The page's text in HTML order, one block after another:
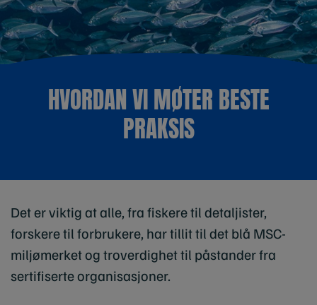
HVORDAN VI MØTER BESTE
PRAKSIS
Det er viktig at alle, fra fiskere til detaljister,
forskere til forbrukere, har tillit til det blå MSC-
miljømerket og troverdighet til påstander fra
sertifiserte organisasjoner.